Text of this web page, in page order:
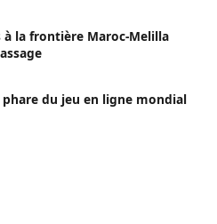
la frontière Maroc-Melilla
du jeu en ligne mondial